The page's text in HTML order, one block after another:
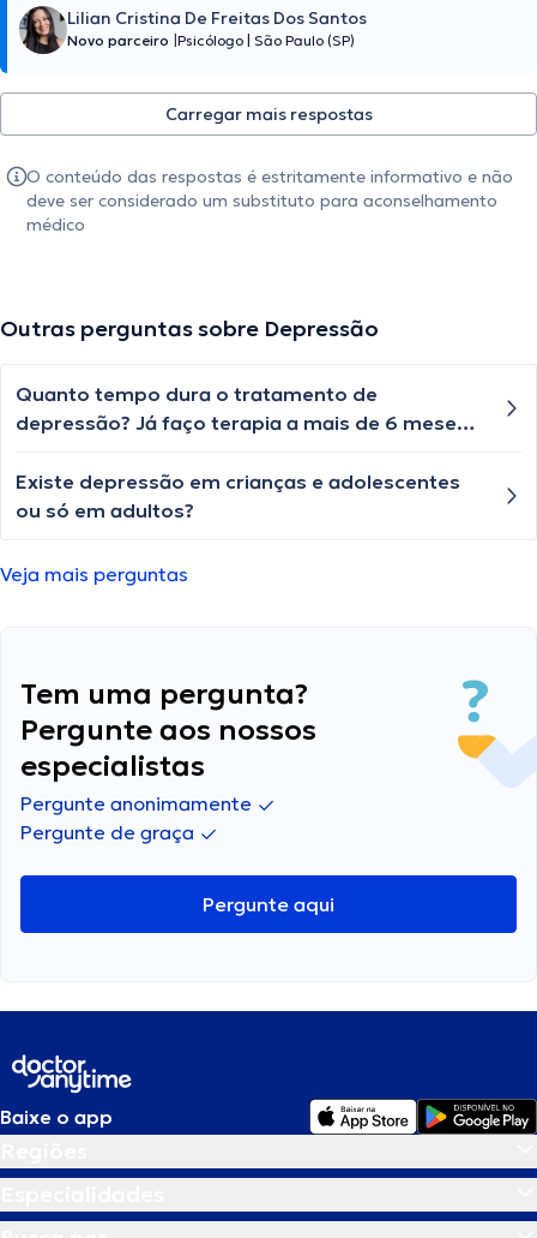
Lilian Cristina De Freitas Dos Santos
Novo parceiro Psicólogo São Paulo (SP)
Carregar mais respostas
O conteúdo das respostas é estritamente informativo e não
deve ser considerado um substituto para aconselhamento
médico
Outras perguntas sobre Depressão
Quanto tempo dura o tratamento de
depressão? Já faço terapia a mais de 6 meses
passei.
Existe depressão em crianças e adolescentes
ou só em adultos?
Veja mais perguntas
Tem uma pergunta?
Pergunte aos nossos
especialistas
Pergunte anonimamente
Pergunte de graça
Pergunte aqui
Baixe o app